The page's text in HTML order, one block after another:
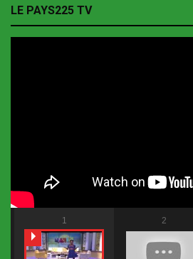
LE PAYS225 TV
1 2